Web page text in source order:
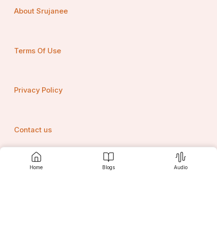
Home Blogs Audio
ସେମିତି ଯଦୁ ବି ଲୋପ ପାଇଯାଉ।
About Srujanee
Terms Of Use
Privacy Policy
Contact us